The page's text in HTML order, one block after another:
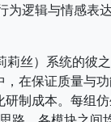
为逻辑与情感表
莉丝）系统的彼
在保证质量与功
研制成本。每组